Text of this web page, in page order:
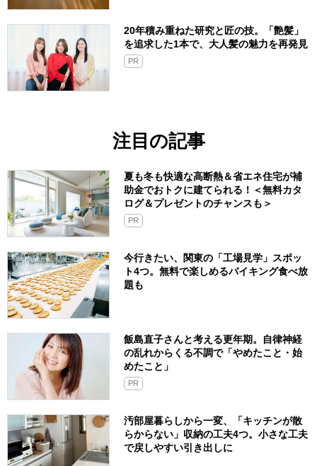
20年積み重ねた研究と匠の技。「艶髪」
を追求した1本で、大人髪の魅力を再発見
PR
注目の記事
夏も冬も快適な高断熱＆省エネ住宅が補
助金でおトクに建てられる！＜無料カタ
ログ＆プレゼントのチャンスも＞
PR
今行きたい、関東の「工場見学」スポッ
ト4つ。無料で楽しめるバイキング食べ放
題も
飯島直子さんと考える更年期。自律神経
の乱れからくる不調で「やめたこと・始
めたこと」
PR
汚部屋暮らしから一変、「キッチンが散
らからない」収納の工夫4つ。小さな工夫
で戻しやすい引き出しに